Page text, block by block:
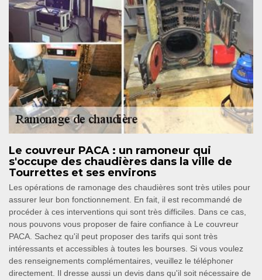
Le couvreur PACA : un ramoneur qui
s'occupe des chaudières dans la ville de
Tourrettes et ses environs
Les opérations de ramonage des chaudières sont très utiles pour
assurer leur bon fonctionnement. En fait, il est recommandé de
procéder à ces interventions qui sont très difficiles. Dans ce cas,
nous pouvons vous proposer de faire confiance à Le couvreur
PACA. Sachez qu'il peut proposer des tarifs qui sont très
intéressants et accessibles à toutes les bourses. Si vous voulez
des renseignements complémentaires, veuillez le téléphoner
directement. Il dresse aussi un devis dans qu'il soit nécessaire de